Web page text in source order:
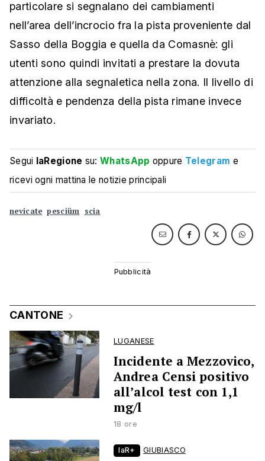
particolare si segnalano dei cambiamenti
nell’area dell’incrocio fra la pista proveniente dal
Sasso della Boggia e quella da Comasnè: gli
utenti sono quindi invitati a prestare la dovuta
attenzione alla segnaletica nella zona. Il livello di
difficoltà e pendenza della pista rimane invece
invariato.
Segui laRegione su:WhatsApp oppure Telegram e
ricevi ogni mattina le notizie principali
nevicate pesciüm scia
CANTONE
LUGANESE
Incidente a Mezzovico,
Andrea Censi positivo
all’alcol test con 1,1
mg/l
18 ore
laR+ GIUBIASCO